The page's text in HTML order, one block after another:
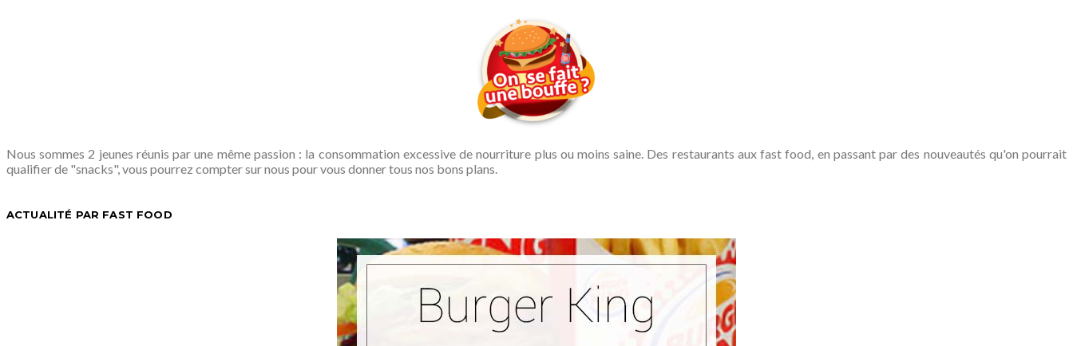
Nous sommes 2 jeunes réunis par une même passion : la consommation excessive de nourriture plus ou moins saine. Des restaurants aux fast food, en passant par des nouveautés qu'on pourrait
qualifier de "snacks", vous pourrez compter sur nous pour vous donner tous nos bons plans.
ACTUALITÉ PAR FAST FOOD